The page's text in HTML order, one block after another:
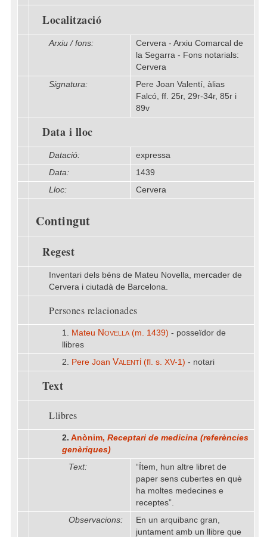
Localització
Arxiu / fons:
Cervera - Arxiu Comarcal de
la Segarra - Fons notarials:
Cervera
Signatura:
Pere Joan Valentí, àlias
Falcó, ff. 25r, 29r-34r, 85r i
89v
Data i lloc
Datació:
expressa
Data:
1439
Lloc:
Cervera
Contingut
Regest
Inventari dels béns de Mateu Novella, mercader de
Cervera i ciutadà de Barcelona.
Persones relacionades
1. Mateu Novella(m. 1439) - posseïdor de
llibres
2. Pere Joan Valentí (fl. s. XV-1) - notari
Text
Llibres
2. Anònim, Receptari de medicina (referències
genèriques)
Text:
“Ítem, hun altre libret de
paper sens cubertes en què
ha moltes medecines e
receptes”.
Observacions:
En un arquibanc gran,
juntament amb un llibre que